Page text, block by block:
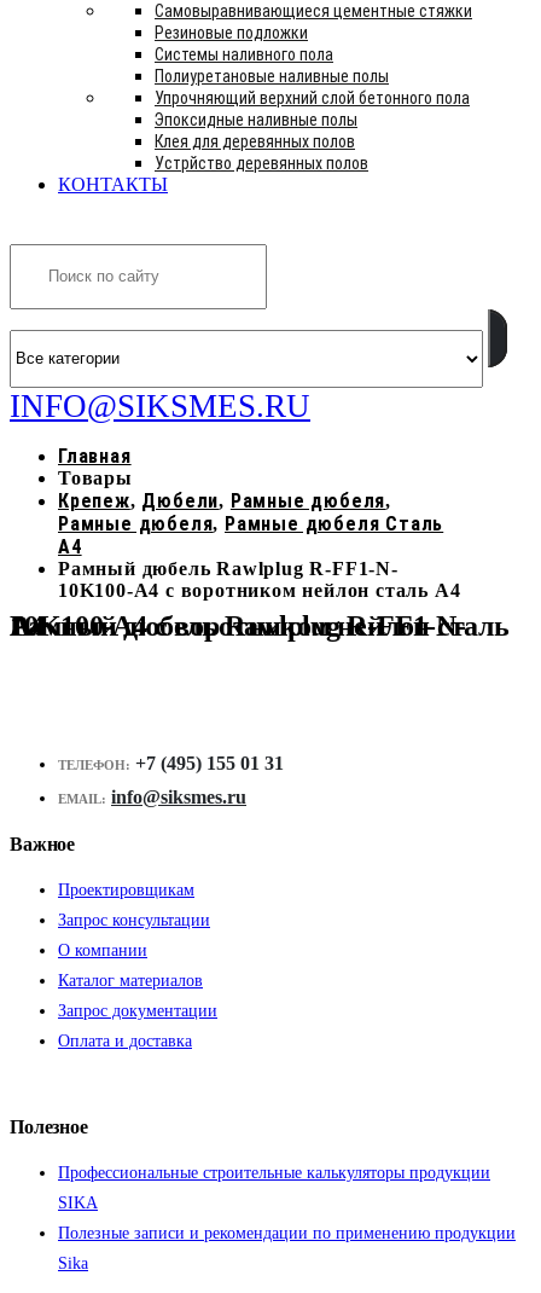
Самовыравнивающиеся цементные стяжки
Резиновые подложки
Системы наливного пола
Полиуретановые наливные полы
Упрочняющий верхний слой бетонного пола
Эпоксидные наливные полы
Клея для деревянных полов
Устрйство деревянных полов
КОНТАКТЫ
INFO@SIKSMES.RU
Главная
Товары
Крепеж, Дюбели, Рамные дюбеля,
Рамные дюбеля, Рамные дюбеля Сталь
A4
Рамный дюбель Rawlplug R-FF1-N-
10K100-A4 с воротником нейлон сталь A4
Рамный дюбель Rawlplug R-FF1-N-10K100-A4 с воротником нейлон сталь A4
ТЕЛЕФОН: +7 (495) 155 01 31
EMAIL: info@siksmes.ru
Важное
Проектировщикам
Запрос консультации
О компании
Каталог материалов
Запрос документации
Оплата и доставка
Полезное
Профессиональные строительные калькуляторы продукции
SIKA
Полезные записи и рекомендации по применению продукции
Sika